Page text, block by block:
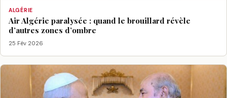
ALGÉRIE
Air Algérie paralysée : quand le brouillard révèle
d’autres zones d’ombre
25 Fév 2026